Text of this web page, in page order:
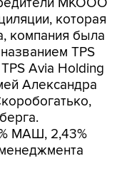
которая
компания была
TPS
Avia Holding
Александра
МАШ, 2,43%